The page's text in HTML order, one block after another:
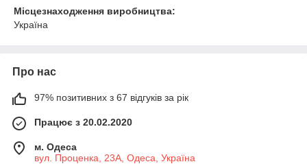
Місцезнаходження виробництва:
Україна
Про нас
97% позитивних з 67 відгуків за рік
Працює з 20.02.2020
м. Одеса
вул. Проценка, 23А, Одеса, Україна